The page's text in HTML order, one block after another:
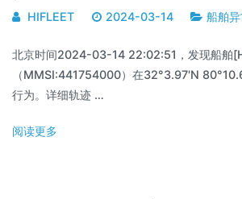
HIFLEET 2024-03-14 船舶
北京时间2024-03-14 22:02:51，发现船舶
（MMSI:441754000）在32°3.97'N
行为。详细轨迹 …
阅读更多